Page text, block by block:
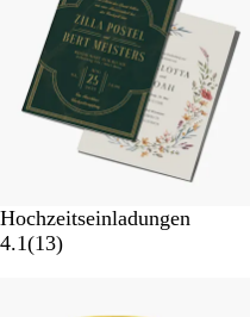
Hochzeitseinladungen
4.1(13)